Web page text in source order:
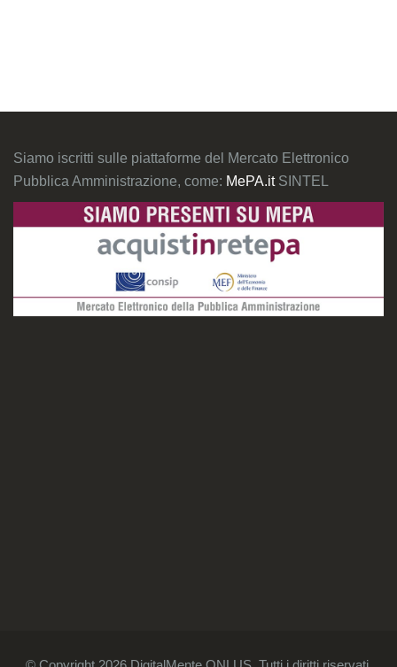
Siamo iscritti sulle piattaforme del Mercato Elettronico
Pubblica Amministrazione, come: MePA.it SINTEL